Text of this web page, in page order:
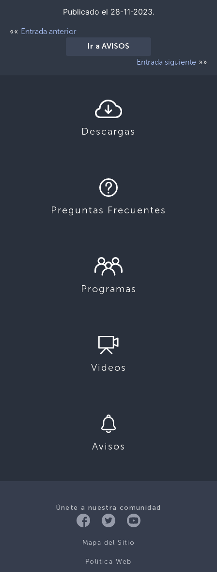
Publicado el 28-11-2023.
«« Entrada anterior
Ir a AVISOS
Entrada siguiente »»
Descargas
Preguntas Frecuentes
Programas
Videos
Avisos
Únete a nuestra comunidad
Mapa del Sitio
Politica Web